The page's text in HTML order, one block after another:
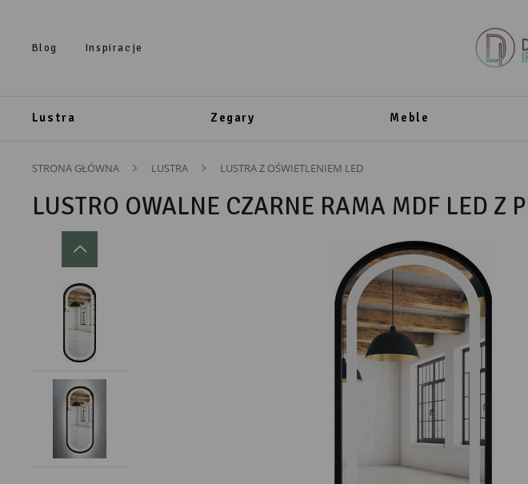
Blog Inspiracje
Lustra Zegary Meble
STRONA GŁÓWNA LUSTRA LUSTRA Z OŚWIETLENIEM LED
LUSTRO OWALNE CZARNE RAMA MDF LED Z